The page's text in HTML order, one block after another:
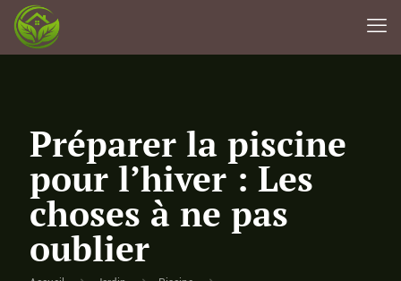
Préparer la piscine
pour l’hiver : Les
choses à ne pas
oublier